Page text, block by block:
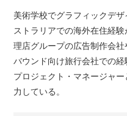
美術学校でグラフィックデ
ストラリアでの海外在住経
理店グループの広告制作会
バウンド向け旅行会社での
プロジェクト・マネージャ
力している。